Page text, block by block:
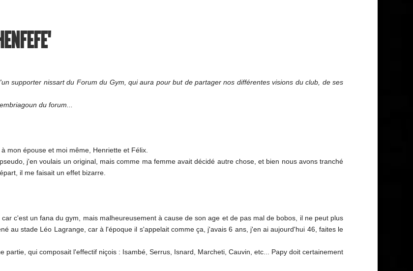
supporter nissart du Forum du Gym, qui aura pour but de partager nos différentes visions du club, de ses
du forum...
mon épouse et moi même, Henriette et Félix.
j'en voulais un original, mais comme ma femme avait décidé autre chose, et bien nous avons tranché
il me faisait un effet bizarre.
c'est un fana du gym, mais malheureusement à cause de son age et de pas mal de bobos, il ne peut plus
au stade Léo Lagrange, car à l'époque il s'appelait comme ça, j'avais 6 ans, j'en ai aujourd'hui 46, faites le
partie, qui composait l'effectif niçois : Isambé, Serrus, Isnard, Marcheti, Cauvin, etc... Papy doit certainement